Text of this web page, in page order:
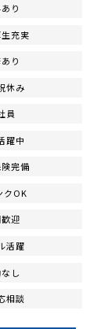
り
充実
り
休み
員
躍中
完備
クOK
迎
活躍
し
相談